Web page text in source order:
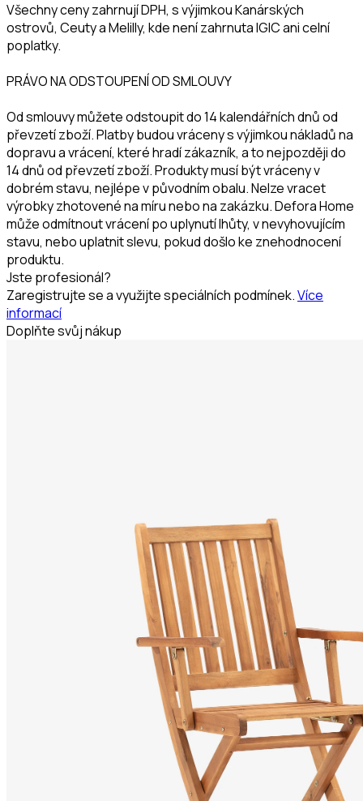
Všechny ceny zahrnují DPH, s výjimkou Kanárských
ostrovů, Ceuty a Melilly, kde není zahrnuta IGIC ani celní
poplatky.
PRÁVO NA ODSTOUPENÍ OD SMLOUVY
Od smlouvy můžete odstoupit do 14 kalendářních dnů od
převzetí zboží. Platby budou vráceny s výjimkou nákladů na
dopravu a vrácení, které hradí zákazník, a to nejpozději do
14 dnů od převzetí zboží. Produkty musí být vráceny v
dobrém stavu, nejlépe v původním obalu. Nelze vracet
výrobky zhotovené na míru nebo na zakázku. Defora Home
může odmítnout vrácení po uplynutí lhůty, v nevyhovujícím
stavu, nebo uplatnit slevu, pokud došlo ke znehodnocení
produktu.
Jste profesionál?
Zaregistrujte se a využijte speciálních podmínek.Více
informací
Doplňte svůj nákup